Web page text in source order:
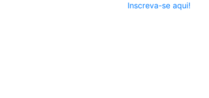
Inscreva-se aqui!